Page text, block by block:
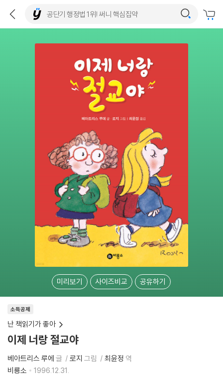
미리보기 사이즈비교 공유하기
소득공제
난 책읽기가 좋아
이제 너랑 절교야
베아트리스 루에 글 로지 그림 최윤정 역
비룡소
1996.12.31.